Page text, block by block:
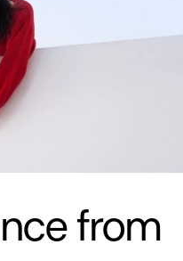
from